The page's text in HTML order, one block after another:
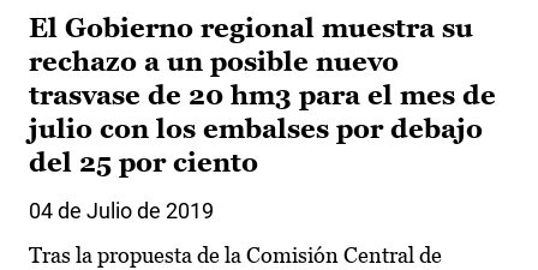
El Gobierno regional muestra su
rechazo a un posible nuevo
trasvase de 20 hm3 para el mes de
julio con los embalses por debajo
del 25 por ciento
04 de Julio de 2019
Tras la propuesta de la Comisión Central de